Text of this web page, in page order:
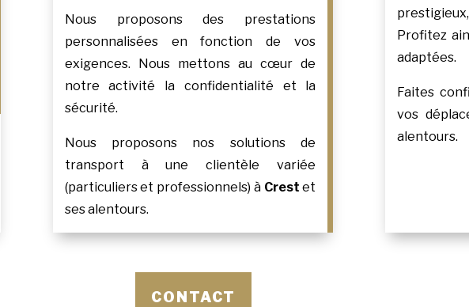
Nous proposons des prestations
personnalisées en fonction de vos
exigences. Nous mettons au cœur de
notre activité la confidentialité et la
sécurité.
Nous proposons nos solutions de
transport à une clientèle variée
(particuliers et professionnels) à Crest et
ses alentours.
Profitez
adaptées.
Faites
vos
alentours.
CONTACT